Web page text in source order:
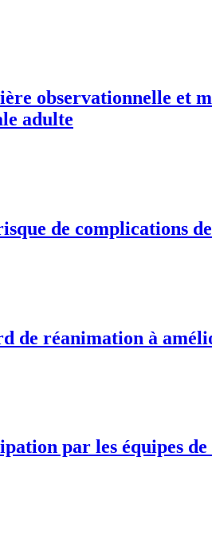
observationnelle et
adulte
de complications
de réanimation à
par les équipes